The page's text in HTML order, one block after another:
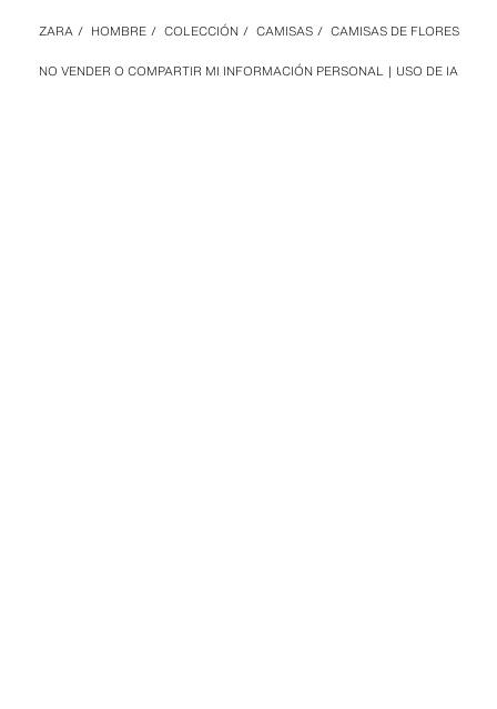
NO VENDER O COMPARTIR MI INFORMACIÓN PERSONAL USO DE IA
ZARA / HOMBRE / COLECCIÓN / CAMISAS / CAMISAS DE FLORES